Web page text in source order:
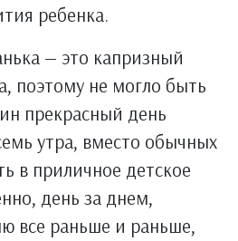
ребенка.
— это капризный
поэтому не могло быть
прекрасный день
утра, вместо обычных
в приличное детское
день за днем,
все раньше и раньше,